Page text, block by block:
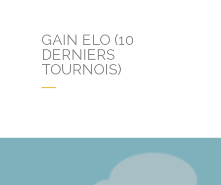
GAIN ELO (10
DERNIERS
TOURNOIS)